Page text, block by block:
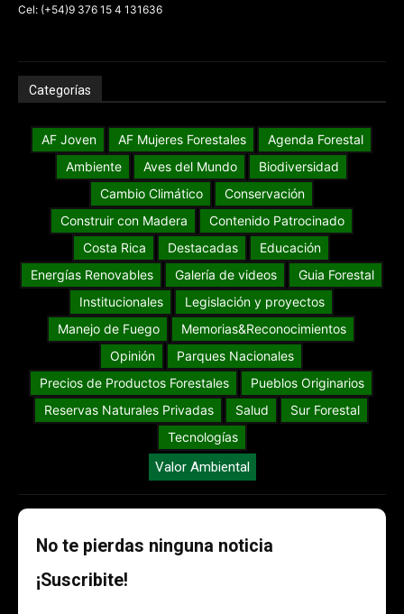
Cel: (+54)9 376 15 4 131636
Categorías
AF Joven AF Mujeres Forestales
Agenda Forestal
Ambiente
Aves del Mundo
Biodiversidad
Cambio Climático
Conservación
Construir con Madera
Contenido Patrocinado
Costa Rica
Destacadas
Educación
Energías Renovables
Galería de videos
Guia Forestal
Institucionales
Legislación y proyectos
Manejo de Fuego
Memorias&Reconocimientos
Opinión
Parques Nacionales
Precios de Productos Forestales
Pueblos Originarios
Reservas Naturales Privadas
Salud
Sur Forestal
Tecnologías
Valor Ambiental
No te pierdas ninguna noticia
¡Suscribite!